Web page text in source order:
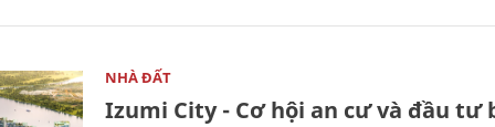
NHÀ ĐẤT
Izumi City - Cơ hội an cư và đầu tư